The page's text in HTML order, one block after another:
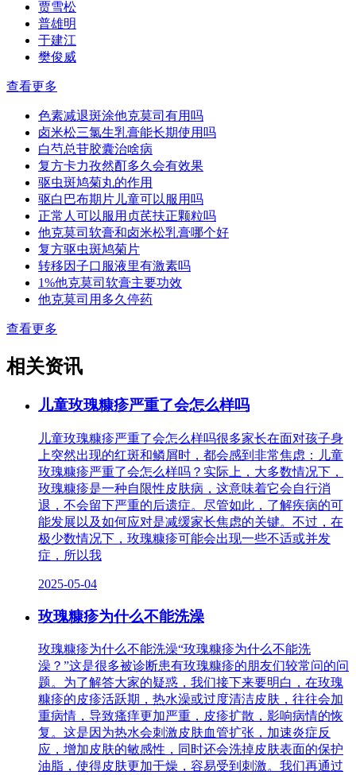
贾雪松
普雄明
于建江
樊俊威
查看更多
色素减退斑涂他克莫司有用吗
卤米松三氯生乳膏能长期使用吗
白芍总苷胶囊治啥病
复方卡力孜然酊多久会有效果
驱虫斑鸠菊丸的作用
驱白巴布期片儿童可以服用吗
正常人可以服用贞芪扶正颗粒吗
他克莫司软膏和卤米松乳膏哪个好
复方驱虫斑鸠菊片
转移因子口服液里有激素吗
1%他克莫司软膏主要功效
他克莫司用多久停药
查看更多
相关资讯
儿童玫瑰糠疹严重了会怎么样吗
儿童玫瑰糠疹严重了会怎么样吗很多家长在面对孩子身
上突然出现的红斑和鳞屑时，都会感到非常焦虑：儿童
玫瑰糠疹严重了会怎么样吗？实际上，大多数情况下，
玫瑰糠疹是一种自限性皮肤病，这意味着它会自行消
退，不会留下严重的后遗症。尽管如此，了解疾病的可
能发展以及如何应对是减缓家长焦虑的关键。不过，在
极少数情况下，玫瑰糠疹可能会出现一些不适或并发
症，所以我
2025-05-04
玫瑰糠疹为什么不能洗澡
玫瑰糠疹为什么不能洗澡“玫瑰糠疹为什么不能洗
澡？”这是很多被诊断患有玫瑰糠疹的朋友们较常问的问
题。为了解答大家的疑惑，我们接下来要明白，在玫瑰
糠疹的皮疹活跃期，热水澡或过度清洁皮肤，往往会加
重病情，导致瘙痒更加严重，皮疹扩散，影响病情的恢
复。这是因为热水会刺激皮肤血管扩张，加速炎症反
应，增加皮肤的敏感性，同时还会洗掉皮肤表面的保护
油脂，使得皮肤更加干燥，容易受到刺激。我们再通过